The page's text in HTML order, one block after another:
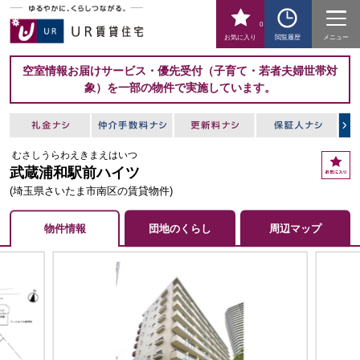
お気に入り
0
閲覧履歴
メニュー
空室情報お届けサービス・優先受付（子育て・若者夫婦世帯対
象）を一部の物件で実施しています。
むさしうらわえきまえはいつ
武蔵浦和駅前ハイツ
(埼玉県さいたま市南区の賃貸物件)
お
気
物件情報 団地のくらし 周辺マップ